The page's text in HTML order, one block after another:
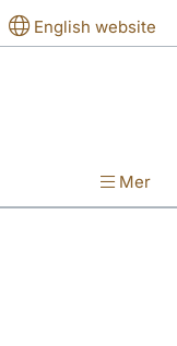
English website
Mer